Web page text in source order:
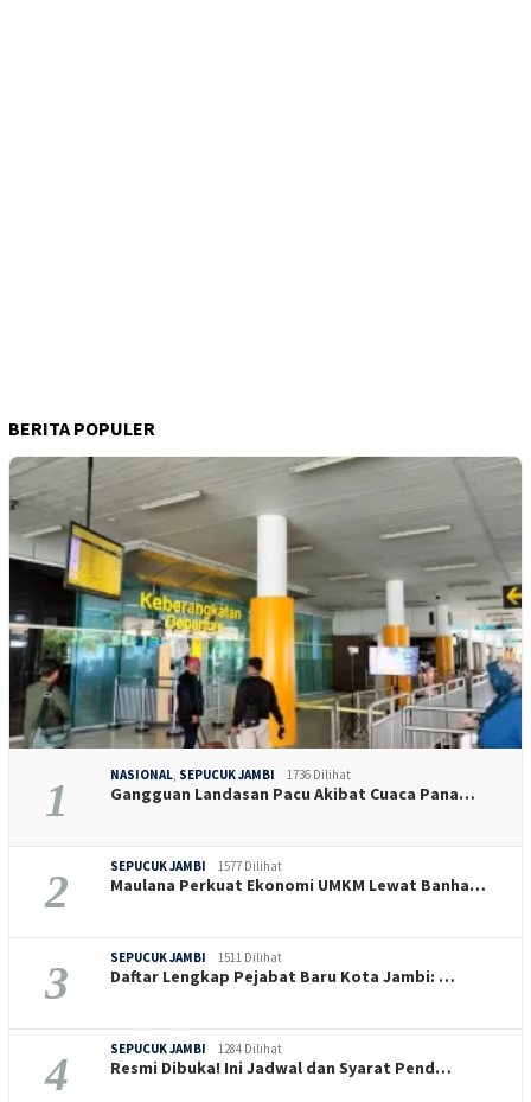
BERITA POPULER
1 NASIONAL SEPUCUK JAMBI 1736 Dilihat
Gangguan Landasan Pacu Akibat Cuaca Pana…
2 SEPUCUK JAMBI 1577 Dilihat
Maulana Perkuat Ekonomi UMKM Lewat Banha…
3 SEPUCUK JAMBI 1511 Dilihat
Daftar Lengkap Pejabat Baru Kota Jambi: …
4 SEPUCUK JAMBI 1284 Dilihat
Resmi Dibuka! Ini Jadwal dan Syarat Pend…